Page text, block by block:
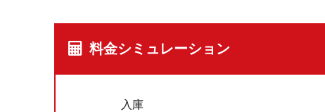
料金シミュレーション
入庫